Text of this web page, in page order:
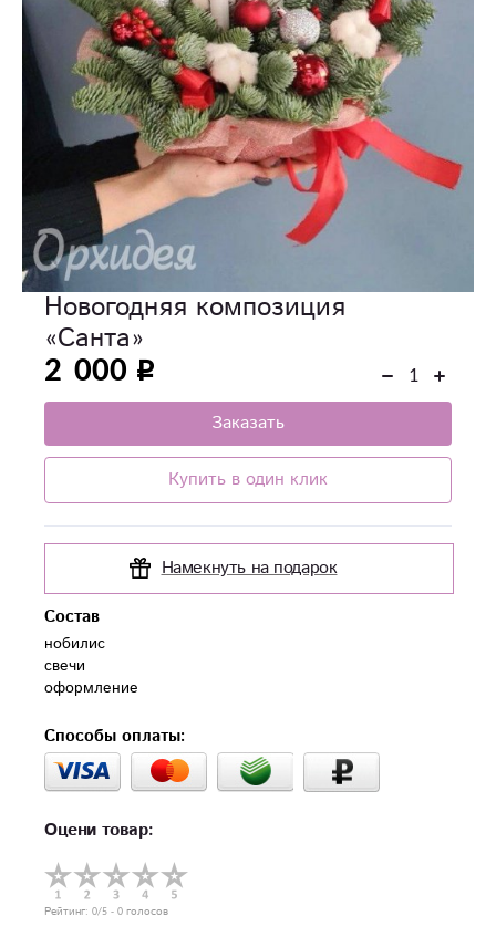
Новогодняя композиция
«Санта»
2 000
Заказать
Купить в один клик
Намекнуть на подарок
Состав
нобилис
свечи
оформление
Способы оплаты:
Оцени товар:
Рейтинг: 0/5 - 0 голосов